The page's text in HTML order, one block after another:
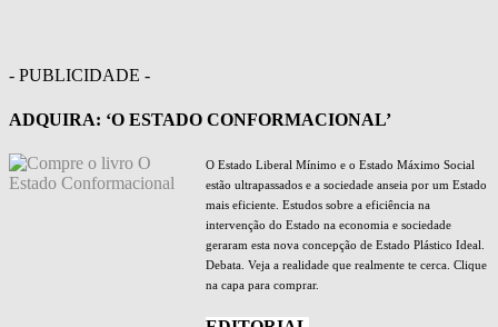
- PUBLICIDADE -
ADQUIRA: ‘O ESTADO CONFORMACIONAL’
O Estado Liberal Mínimo e o Estado Máximo Social
estão ultrapassados e a sociedade anseia por um Estado
mais eficiente. Estudos sobre a eficiência na
intervenção do Estado na economia e sociedade
geraram esta nova concepção de Estado Plástico Ideal.
Debata. Veja a realidade que realmente te cerca. Clique
na capa para comprar.